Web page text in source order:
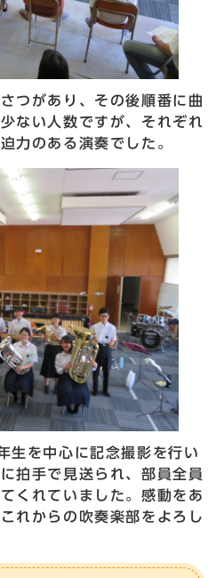
つがあり、その後順番に曲
ない人数ですが、それぞれ
力のある演奏でした。
生を中心に記念撮影を行い
拍手で見送られ、部員全員
くれていました。感動をあ
れからの吹奏楽部をよろし